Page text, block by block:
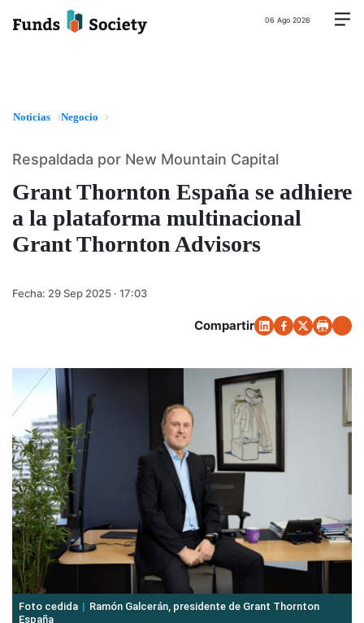
06 Ago 2026
Noticias Negocio
Grant Thornton España se adhiere
a la plataforma multinacional
Grant Thornton Advisors
Respaldada por New Mountain Capital
Fecha: 29 Sep 2025 · 17:03
Compartir
Foto cedida
Ramón Galcerán, presidente de Grant Thornton
España